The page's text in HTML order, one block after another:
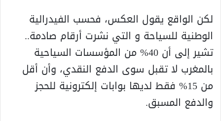
لكن الواقع يقول العكس، فحسب الفيدرالية
الوطنية للسياحة و التي نشرت أرقام صادمة..
تشير إلى أن 40% من المؤسسات السياحية
بالمغرب لا تقبل سوى الدفع النقدي، وأن أقل
من 15% فقط لديها بوابات إلكترونية للحجز
والدفع المسبق.